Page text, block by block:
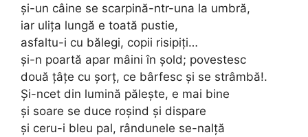
și-un câine se scarpină-ntr-una la umbră,
iar ulița lungă e toată pustie,
asfaltu-i cu bălegi, copii risipiți…
și-n poartă apar mâini în șold; povestesc
două țâțe cu șorț, ce bârfesc și se strâmbă!.
Și-ncet din lumină pălește, e mai bine
și soare se duce roșind și dispare
și ceru-i bleu pal, rândunele se-nalță